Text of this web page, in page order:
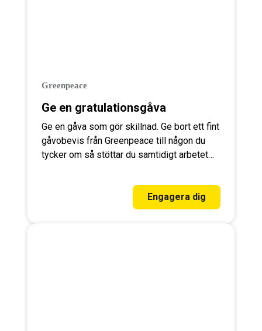
Greenpeace
Ge en gratulationsgåva
Ge en gåva som gör skillnad. Ge bort ett fint
gåvobevis från Greenpeace till någon du
tycker om så stöttar du samtidigt arbetet
Engagera dig